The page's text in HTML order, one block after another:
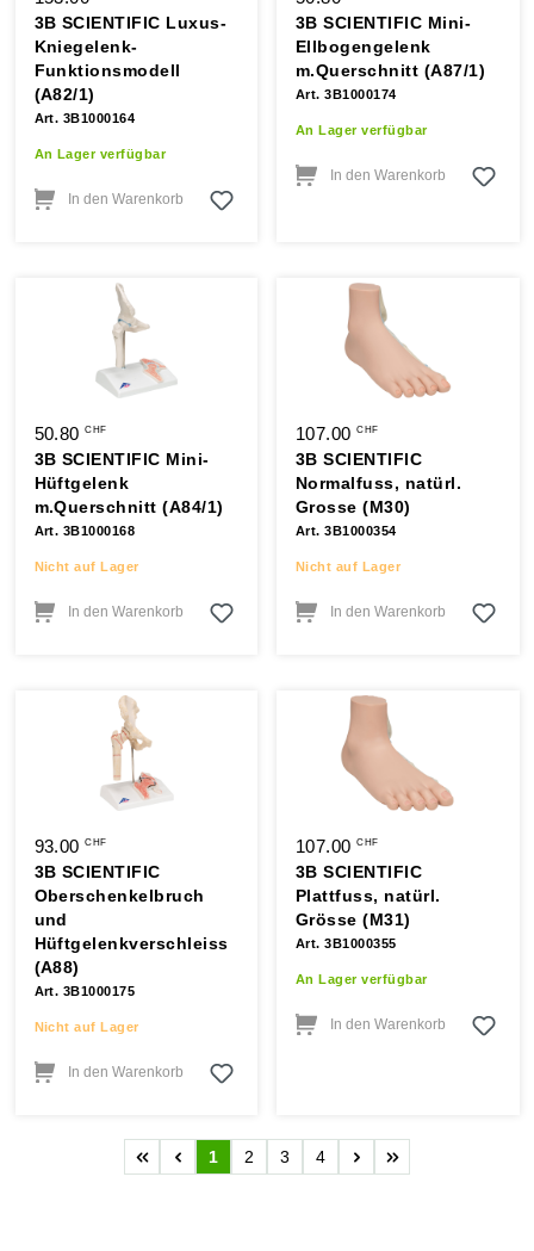
3B SCIENTIFIC Luxus-
Kniegelenk-
Funktionsmodell
(A82/1)
Art. 3B1000164
An Lager verfügbar
In den Warenkorb
3B SCIENTIFIC Mini-
Ellbogengelenk
m.Querschnitt (A87/1)
Art. 3B1000174
An Lager verfügbar
In den Warenkorb
50.80CHF
3B SCIENTIFIC Mini-
Hüftgelenk
m.Querschnitt (A84/1)
Art. 3B1000168
Nicht auf Lager
In den Warenkorb
107.00CHF
3B SCIENTIFIC
Normalfuss, natürl.
Grosse (M30)
Art. 3B1000354
Nicht auf Lager
In den Warenkorb
93.00CHF
3B SCIENTIFIC
Oberschenkelbruch
und
Hüftgelenkverschleiss
(A88)
Art. 3B1000175
Nicht auf Lager
In den Warenkorb
107.00CHF
3B SCIENTIFIC
Plattfuss, natürl.
Grösse (M31)
Art. 3B1000355
An Lager verfügbar
In den Warenkorb
Seite
1 Seite
2 Seite
3 Seite
4